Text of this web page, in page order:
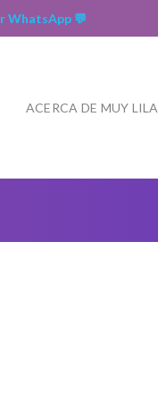
WhatsApp 💬
ACERCA DE MUY LILA